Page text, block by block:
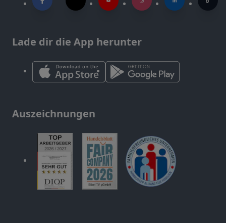
Lade dir die App herunter
Auszeichnungen